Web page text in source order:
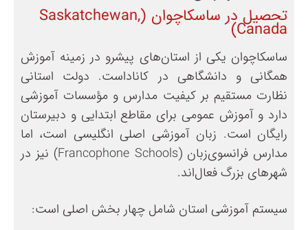
تحصیل در ساسکاچوان (Saskatchewan,
Canada)
ساسکاچوان یکی از استان‌های پیشرو در زمینه آموزش
همگانی و دانشگاهی در کاناداست. دولت استانی
نظارت مستقیم بر کیفیت مدارس و مؤسسات آموزشی
دارد و آموزش عمومی برای مقاطع ابتدایی و دبیرستان
رایگان است. زبان آموزشی اصلی انگلیسی است، اما
مدارس فرانسوی‌زبان (Francophone Schools) نیز در
شهرهای بزرگ فعال‌اند.
سیستم آموزشی استان شامل چهار بخش اصلی است: